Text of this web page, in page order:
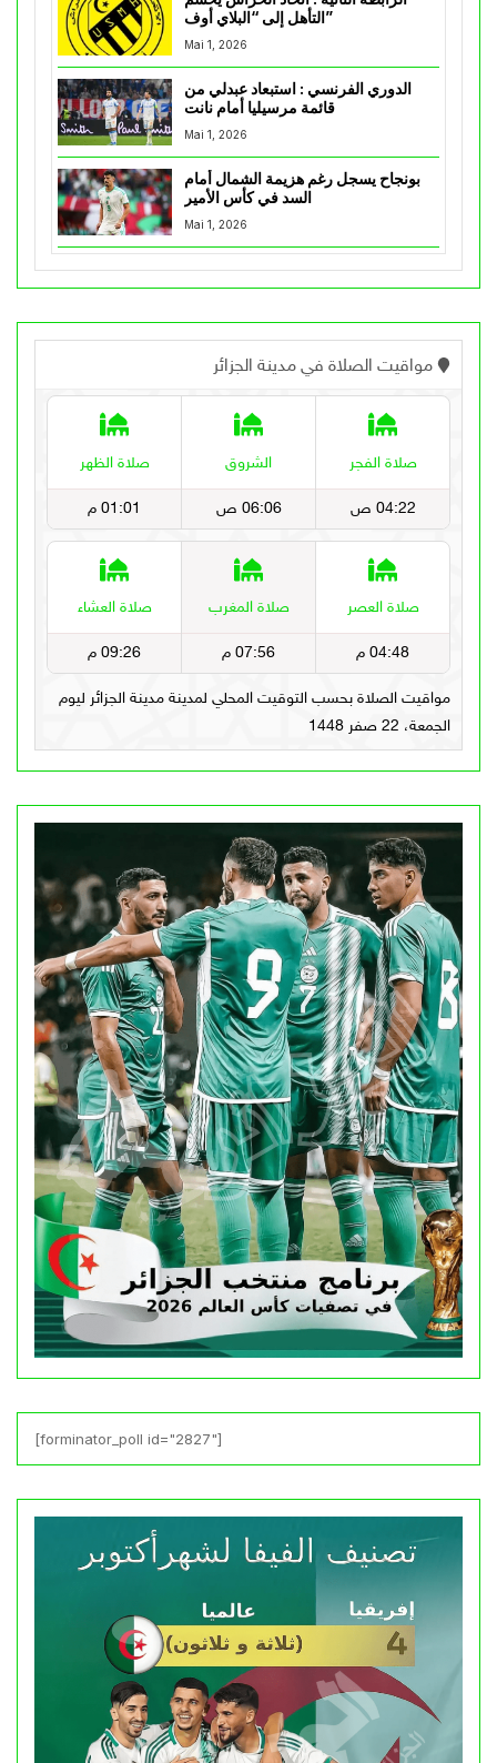
التأهل إلى “البلاي أوف”
Mai 1, 2026
الدوري الفرنسي : استبعاد عبدلي من
قائمة مرسيليا أمام نانت
Mai 1, 2026
بونجاح يسجل رغم هزيمة الشمال أمام
السد في كأس الأمير
Mai 1, 2026
[forminator_poll id="2827"]